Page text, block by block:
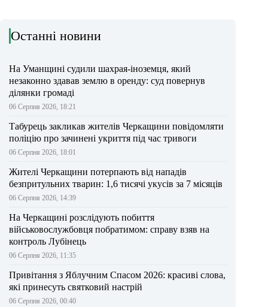
Останні новини
На Уманщині судили шахрая-іноземця, який
незаконно здавав землю в оренду: суд повернув
ділянки громаді
06 Серпня 2026, 18:21
Табурець закликав жителів Черкащини повідомляти
поліцію про зачинені укриття під час тривоги
06 Серпня 2026, 18:01
Жителі Черкащини потерпають від нападів
безпритульних тварин: 1,6 тисячі укусів за 7 місяців
06 Серпня 2026, 14:39
На Черкащині розслідують побиття
військовослужбовця побратимом: справу взяв на
контроль Лубінець
06 Серпня 2026, 11:35
Привітання з Яблучним Спасом 2026: красиві слова,
які принесуть святковий настрій
06 Серпня 2026, 00:40